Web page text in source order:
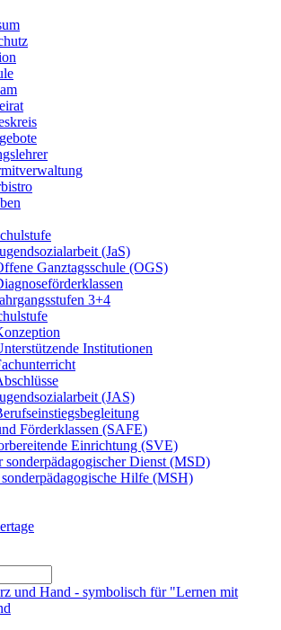
(JaS)
Ganztagsschule (OGS)
3+4
Institutionen
(JAS)
Förderklassen (SAFE)
Einrichtung (SVE)
sonder­­pädagogischer Dienst (MSD)
Hilfe (MSH)